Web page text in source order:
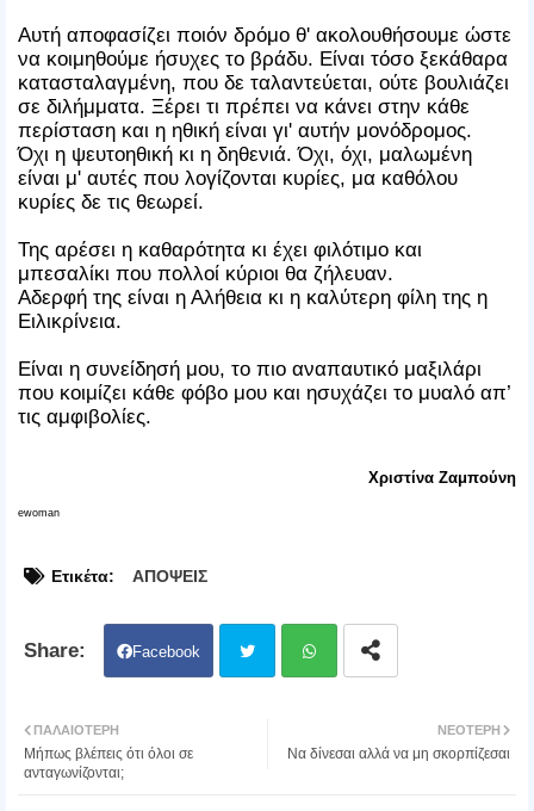
Αυτή αποφασίζει ποιόν δρόμο θ' ακολουθήσουμε ώστε
να κοιμηθούμε ήσυχες το βράδυ. Είναι τόσο ξεκάθαρα
κατασταλαγμένη, που δε ταλαντεύεται, ούτε βουλιάζει
σε διλήμματα. Ξέρει τι πρέπει να κάνει στην κάθε
περίσταση και η ηθική είναι γι' αυτήν μονόδρομος.
Όχι η ψευτοηθική κι η δηθενιά. Όχι, όχι, μαλωμένη
είναι μ' αυτές που λογίζονται κυρίες, μα καθόλου
κυρίες δε τις θεωρεί.
Της αρέσει η καθαρότητα κι έχει φιλότιμο και
μπεσαλίκι που πολλοί κύριοι θα ζήλευαν.
Αδερφή της είναι η Αλήθεια κι η καλύτερη φίλη της η
Ειλικρίνεια.
Είναι η συνείδησή μου, το πιο αναπαυτικό μαξιλάρι
που κοιμίζει κάθε φόβο μου και ησυχάζει το μυαλό απ’
τις αμφιβολίες.
Χριστίνα Ζαμπούνη
ewoman
Ετικέτα: ΑΠΟΨΕΙΣ
Facebook
atsa
ΝΕΌΤΕΡΗ
Να δίνεσαι αλλά να μη σκορπίζεσαι
ΠΑΛΑΙΌΤΕΡΗ
Μήπως βλέπεις ότι όλοι σε
ανταγωνίζονται;